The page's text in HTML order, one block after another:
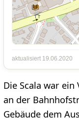
aktualisiert 19.06.2020
Die Scala war
an der
Gebäude dem